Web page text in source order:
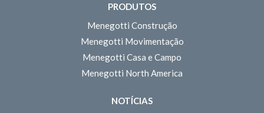
PRODUTOS
Menegotti Construção
Menegotti Movimentação
Menegotti Casa e Campo
Menegotti North America
NOTÍCIAS